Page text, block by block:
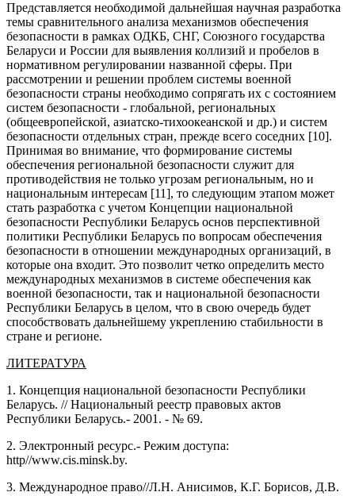
Представляется необходимой дальнейшая научная разработка
темы сравнительного анализа механизмов обеспечения
безопасности в рамках ОДКБ, СНГ, Союзного государства
Беларуси и России для выявления коллизий и пробелов в
нормативном регулировании названной сферы. При
рассмотрении и решении проблем системы военной
безопасности страны необходимо сопрягать их с состоянием
систем безопасности - глобальной, региональных
(общеевропейской, азиатско-тихоокеанской и др.) и систем
безопасности отдельных стран, прежде всего соседних [10].
Принимая во внимание, что формирование системы
обеспечения региональной безопасности служит для
противодействия не только угрозам региональным, но и
национальным интересам [11], то следующим этапом может
стать разработка с учетом Концепции национальной
безопасности Республики Беларусь основ перспективной
политики Республики Беларусь по вопросам обеспечения
безопасности в отношении международных организаций, в
которые она входит. Это позволит четко определить место
международных механизмов в системе обеспечения как
военной безопасности, так и национальной безопасности
Республики Беларусь в целом, что в свою очередь будет
способствовать дальнейшему укреплению стабильности в
стране и регионе.
ЛИТЕРАТУРА
1. Концепция национальной безопасности Республики
Беларусь. // Национальный реестр правовых актов
Республики Беларусь.- 2001. - № 69.
2. Электронный ресурс.- Режим доступа:
http//www.cis.minsk.by.
3. Международное право//Л.Н. Анисимов, К.Г. Борисов, Д.В.